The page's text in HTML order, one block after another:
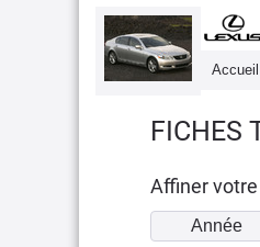
Accueil
FICHES
Affiner
Année